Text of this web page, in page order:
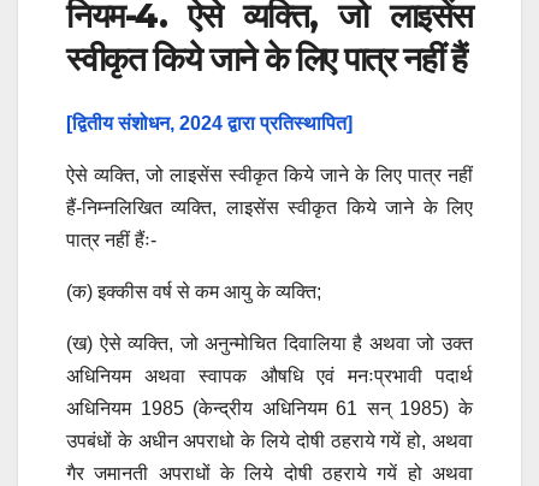
नियम-4. ऐसे व्यक्ति, जो लाइसेंस
स्वीकृत किये जाने के लिए पात्र नहीं हैं
[द्वितीय संशोधन, 2024 द्वारा प्रतिस्थापित]
ऐसे व्यक्ति, जो लाइसेंस स्वीकृत किये जाने के लिए पात्र नहीं
हैं-निम्नलिखित व्यक्ति, लाइसेंस स्वीकृत किये जाने के लिए
पात्र नहीं हैंः-
(क) इक्कीस वर्ष से कम आयु के व्यक्ति;
(ख) ऐसे व्यक्ति, जो अनुन्मोचित दिवालिया है अथवा जो उक्त
अधिनियम अथवा स्वापक औषधि एवं मनःप्रभावी पदार्थ
अधिनियम 1985 (केन्द्रीय अधिनियम 61 सन् 1985) के
उपबंधों के अधीन अपराधो के लिये दोषी ठहराये गयें हो, अथवा
गैर जमानती अपराधों के लिये दोषी ठहराये गयें हो अथवा